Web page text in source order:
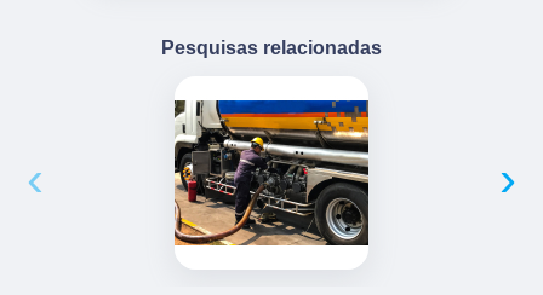
Pesquisas relacionadas
‹ ›